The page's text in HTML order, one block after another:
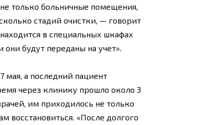
только больничные помещения,
стадий очистки, — говорит
в специальных шкафах
будут переданы на учет».
мая, а последний пациент
через клинику прошло около 3
им приходилось не только
восстановиться. «После долгого